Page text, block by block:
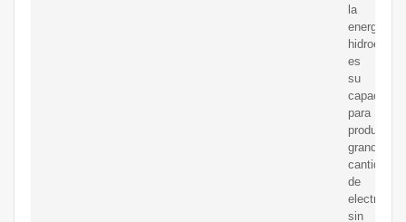
la
energía
es
su
capacidad
para
producir
grandes
cantidades
de
sin